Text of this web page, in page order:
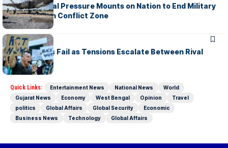
International Pressure Mounts on Nation to End Military
Campaign in Conflict Zone
WORLD
Peace Talks Fail as Tensions Escalate Between Rival
Nations
Quick Links: Entertainment News National News
World
Gujarat News
Economy West Bengal Opinion
Travel
politics
Global Affairs Global Security
Economic
Business News
Technology Global Affairs